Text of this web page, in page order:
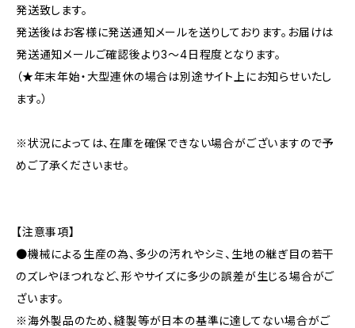
発送致します。
発送後はお客様に発送通知メールを送りしております。お届けは
発送通知メールご確認後より3〜4日程度となります。
（★年末年始・大型連休の場合は別途サイト上にお知らせいたし
ます。）
※状況によっては、在庫を確保できない場合がございますので予
めご了承くださいませ。
【注意事項】
●機械による生産の為、多少の汚れやシミ、生地の継ぎ目の若干
のズレやほつれなど、形やサイズに多少の誤差が生じる場合がご
ざいます。
※海外製品のため、縫製等が日本の基準に達してない場合がご